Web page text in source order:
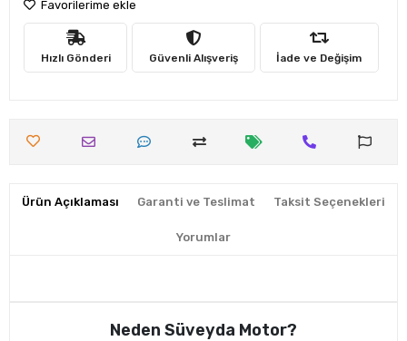
Favorilerime ekle
Hızlı Gönderi Güvenli Alışveriş İade ve Değişim
Ürün Açıklaması Garanti ve Teslimat Taksit Seçenekleri
Yorumlar
Neden Süveyda Motor?